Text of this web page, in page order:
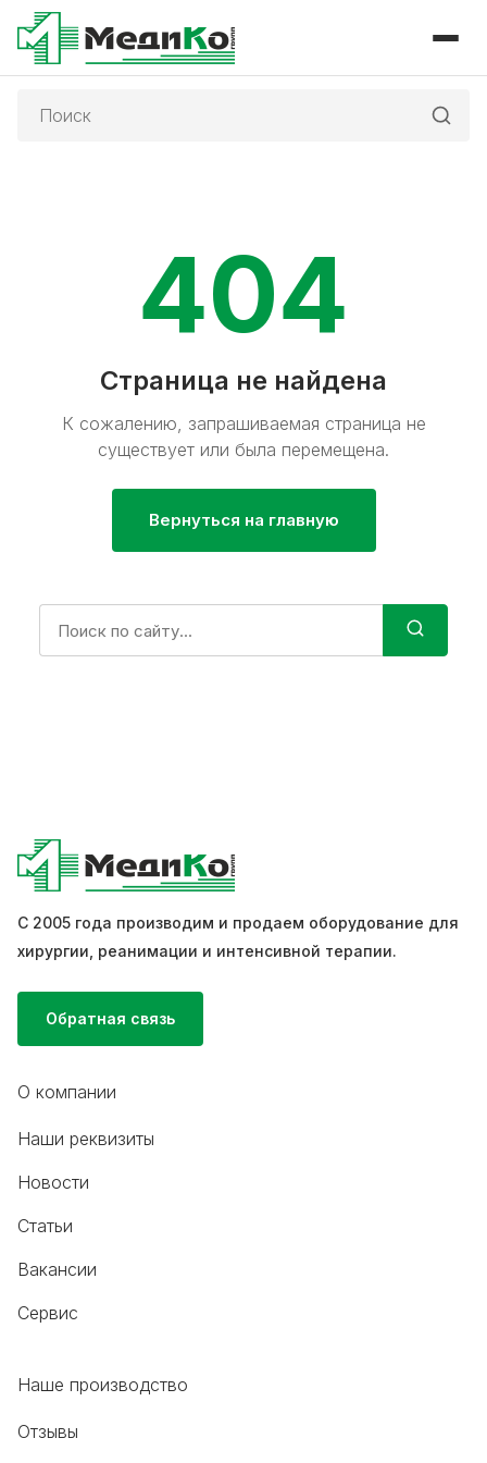
404
Страница не найдена
К сожалению, запрашиваемая страница не
существует или была перемещена.
Вернуться на главную
С 2005 года производим и продаем оборудование для
хирургии, реанимации и интенсивной терапии.
Обратная связь
О компании
Наши реквизиты
Новости
Статьи
Вакансии
Сервис
Наше производство
Отзывы